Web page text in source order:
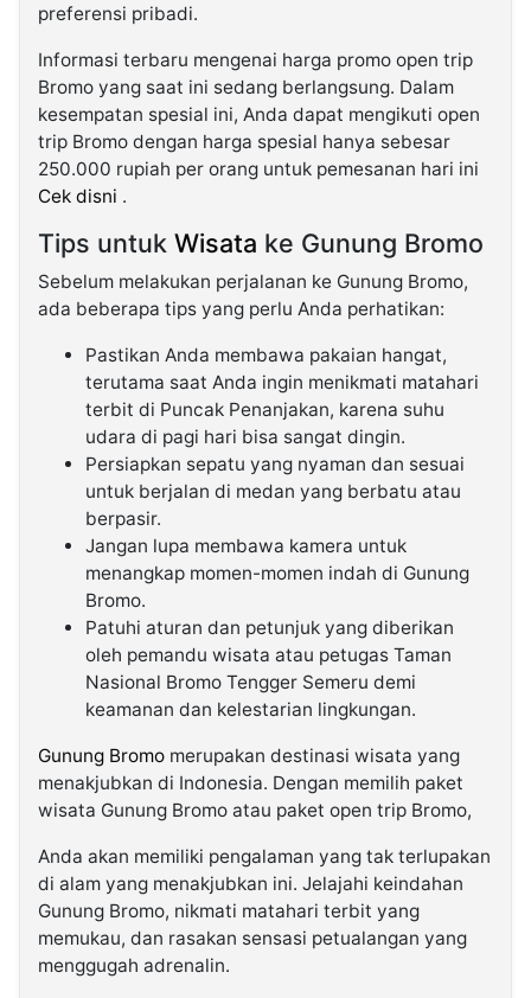
preferensi pribadi.
Informasi terbaru mengenai harga promo open trip
Bromo yang saat ini sedang berlangsung. Dalam
kesempatan spesial ini, Anda dapat mengikuti open
trip Bromo dengan harga spesial hanya sebesar
250.000 rupiah per orang untuk pemesanan hari ini
Cek disni .
Tips untuk Wisata ke Gunung Bromo
Sebelum melakukan perjalanan ke Gunung Bromo,
ada beberapa tips yang perlu Anda perhatikan:
Pastikan Anda membawa pakaian hangat,
terutama saat Anda ingin menikmati matahari
terbit di Puncak Penanjakan, karena suhu
udara di pagi hari bisa sangat dingin.
Persiapkan sepatu yang nyaman dan sesuai
untuk berjalan di medan yang berbatu atau
berpasir.
Jangan lupa membawa kamera untuk
menangkap momen-momen indah di Gunung
Bromo.
Patuhi aturan dan petunjuk yang diberikan
oleh pemandu wisata atau petugas Taman
Nasional Bromo Tengger Semeru demi
keamanan dan kelestarian lingkungan.
Gunung Bromo merupakan destinasi wisata yang
menakjubkan di Indonesia. Dengan memilih paket
wisata Gunung Bromo atau paket open trip Bromo,
Anda akan memiliki pengalaman yang tak terlupakan
di alam yang menakjubkan ini. Jelajahi keindahan
Gunung Bromo, nikmati matahari terbit yang
memukau, dan rasakan sensasi petualangan yang
menggugah adrenalin.